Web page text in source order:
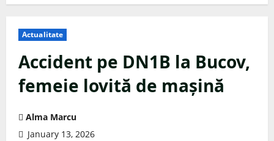
Actualitate
Accident pe DN1B la Bucov,
femeie lovită de mașină
Alma Marcu
January 13, 2026